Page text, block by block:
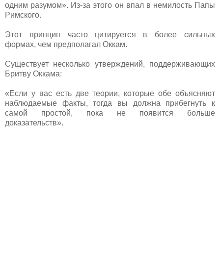
одним разумом». Из-за этого он впал в немилость Папы
Римского.
Этот принцип часто цитируется в более сильных
формах, чем предполагал Оккам.
Существует несколько утверждений, поддерживающих
Бритву Оккама:
«Если у вас есть две теории, которые обе объясняют
наблюдаемые факты, тогда вы должна прибегнуть к
самой простой, пока не появится больше
доказательств».